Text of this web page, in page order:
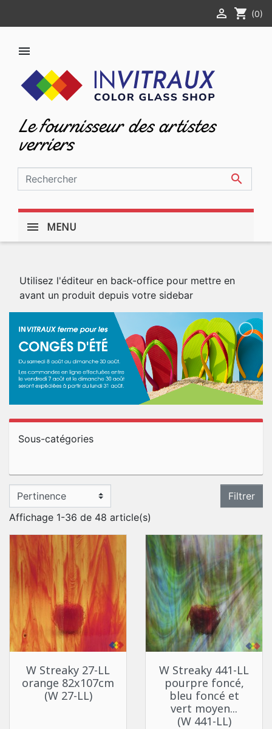
 shopping_cart (0)

Le fournisseur des artistes
verriers

MENU
Utilisez l'éditeur en back-office pour mettre en
avant un produit depuis votre sidebar
Sous-catégories
Filtrer
Affichage 1-36 de 48 article(s)
W Streaky 27-LL
orange 82x107cm
(W 27-LL)
W Streaky 441-LL
pourpre foncé,
bleu foncé et
vert moyen...
(W 441-LL)